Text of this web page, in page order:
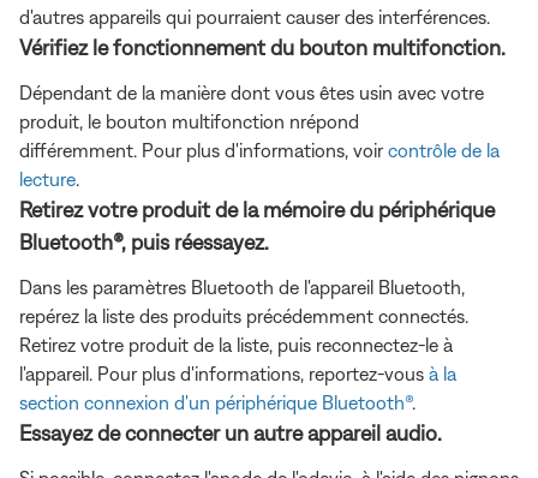
d'autres appareils qui pourraient causer des interférences.
Vérifiez le fonctionnement du bouton multifonction.
Dépendant de la manière dont vous êtes usin avec votre
produit, le bouton multifonction nrépond
différemment. Pour plus d'informations, voircontrôle de la
lecture
Retirez votre produit de la mémoire du périphérique
Bluetooth®, puis réessayez.
Dans les paramètres Bluetooth de l'appareil Bluetooth,
repérez la liste des produits précédemment connectés.
Retirez votre produit de la liste, puis reconnectez-le à
l'appareil. Pour plus d'informations, reportez-vous à la
section connexion d'un périphérique Bluetooth®.
Essayez de connecter un autre appareil audio.